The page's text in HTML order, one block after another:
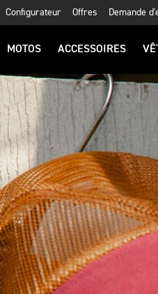
Configurateur Offres Demande
MOTOS ACCESSOIRES